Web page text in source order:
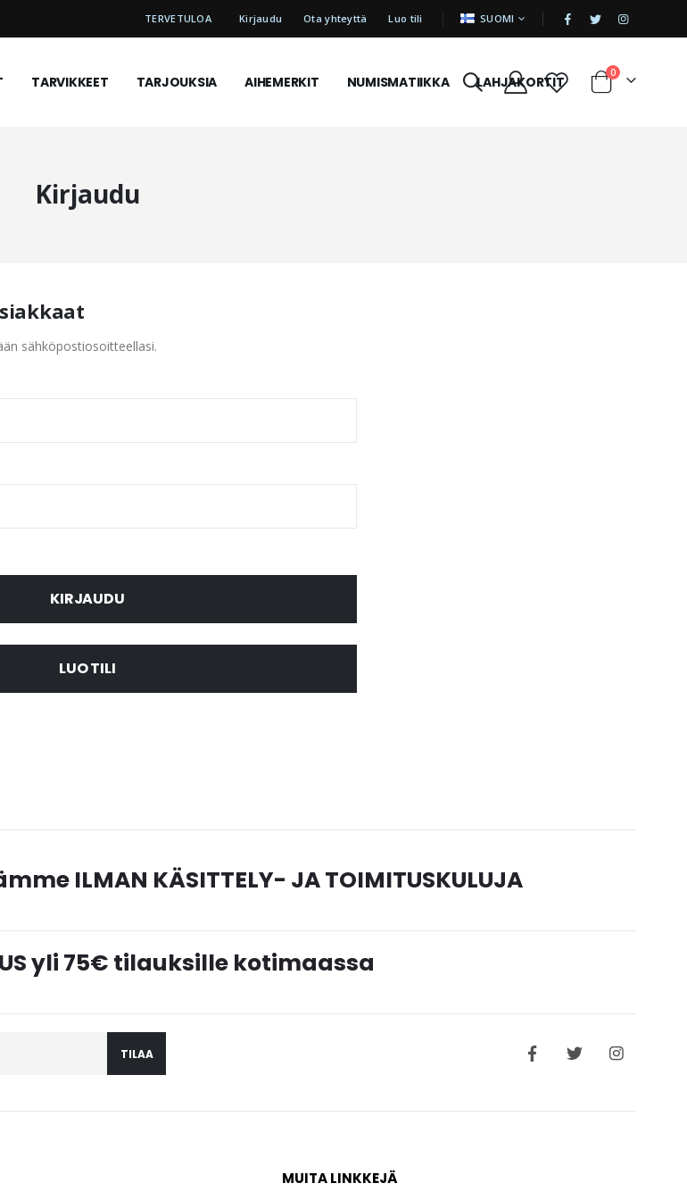
TERVETULOA Kirjaudu Ota yhteyttä Luo tili KIELI SUOMI |
TARVIKKEET TARJOUKSIA AIHEMERKIT NUMISMATIIKKA LAHJAKORTIT Cart
0tuotetta
Kirjaudu
sähköpostiosoitteellasi.
KIRJAUDU
LUO TILI
ILMAN KÄSITTELY- JA TOIMITUSKULUJA
yli 75€ tilauksille kotimaassa
TILAA
MUITA LINKKEJÄ